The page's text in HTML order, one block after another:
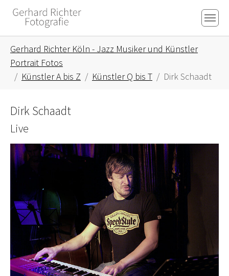
Skip to main content
Skip to page footer
Gerhard Richter Köln - Jazz Musiker und Künstler
Portrait Fotos
Künstler A bis Z
Künstler Q bis T Dirk Schaadt
Dirk Schaadt
Live
Show larger version for: